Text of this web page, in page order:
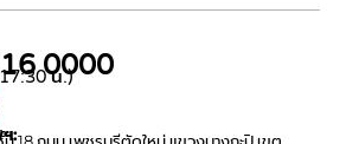
0000
น.)
ฯ: